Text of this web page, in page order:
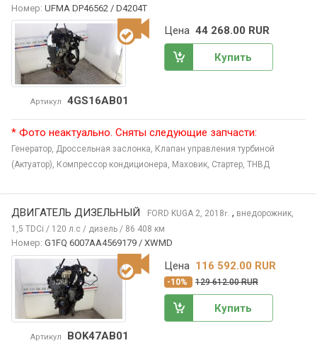
Номер: UFMA DP46562 / D4204T
Артикул 4GS16AB01
Цена 44 268.00 RUR
Купить
* Фото неактуально. Сняты следующие запчасти:
Генератор, Дроссельная заслонка, Клапан управления турбиной
(Актуатор), Компрессор кондиционера, Маховик, Стартер, ТНВД
ДВИГАТЕЛЬ ДИЗЕЛЬНЫЙ FORD KUGA 2, 2018г. , внедорожник,
1,5 TDCi / 120 л.с / дизель / 86 408 км
Номер: G1FQ 6007AA4569179 / XWMD
Артикул BOK47AB01
Цена 116 592.00 RUR
-10% 129 612.00 RUR
Купить